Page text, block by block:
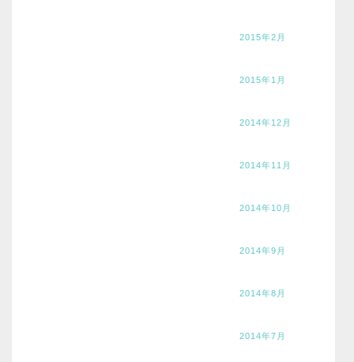
2015年2月
2015年1月
2014年12月
2014年11月
2014年10月
2014年9月
2014年8月
2014年7月